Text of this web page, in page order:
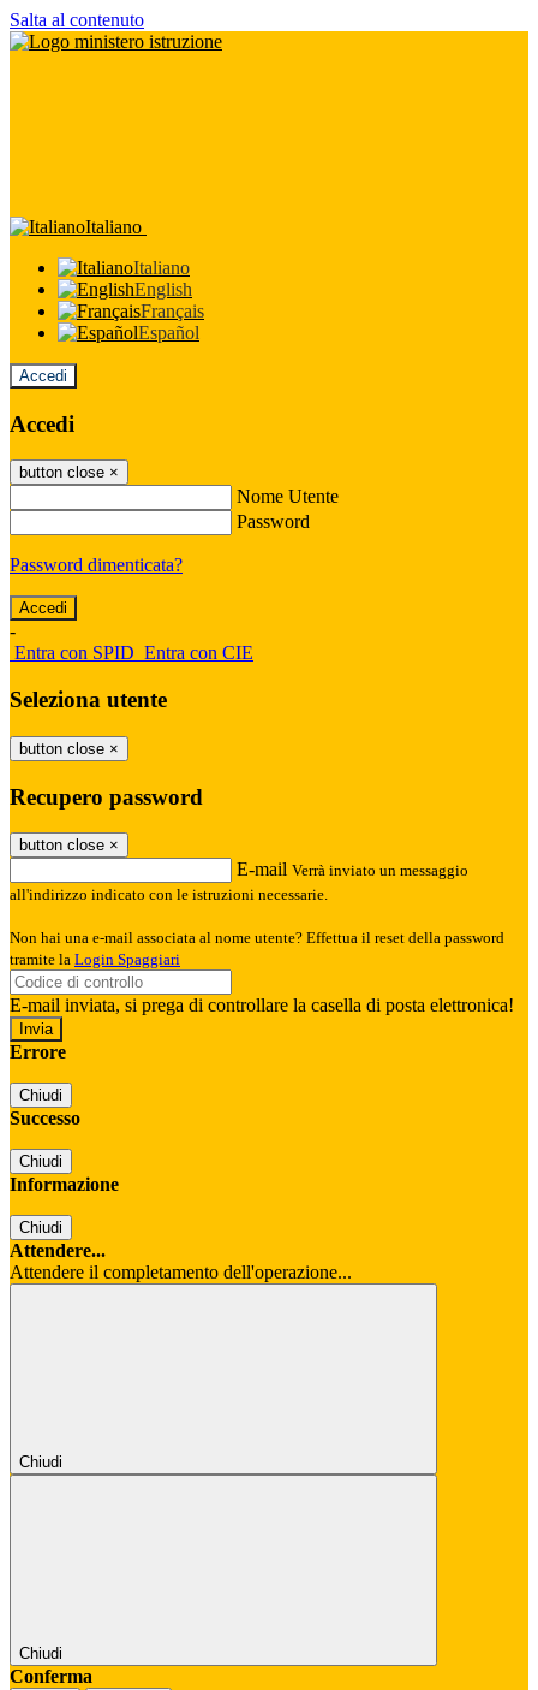
Salta al contenuto
Italiano
Italiano
English
Français
Español
Accedi
Accedi
button close ×
Nome Utente
Password
Password dimenticata?
-
Entra con SPID Entra con CIE
Seleziona utente
button close ×
Recupero password
button close ×
E-mail Verrà inviato un messaggio
all'indirizzo indicato con le istruzioni necessarie.
Non hai una e-mail associata al nome utente? Effettua il reset della password
tramite la Login Spaggiari
E-mail inviata, si prega di controllare la casella di posta elettronica!
Errore
Chiudi
Successo
Chiudi
Informazione
Chiudi
Attendere...
Attendere il completamento dell'operazione...
Chiudi
Chiudi
Conferma